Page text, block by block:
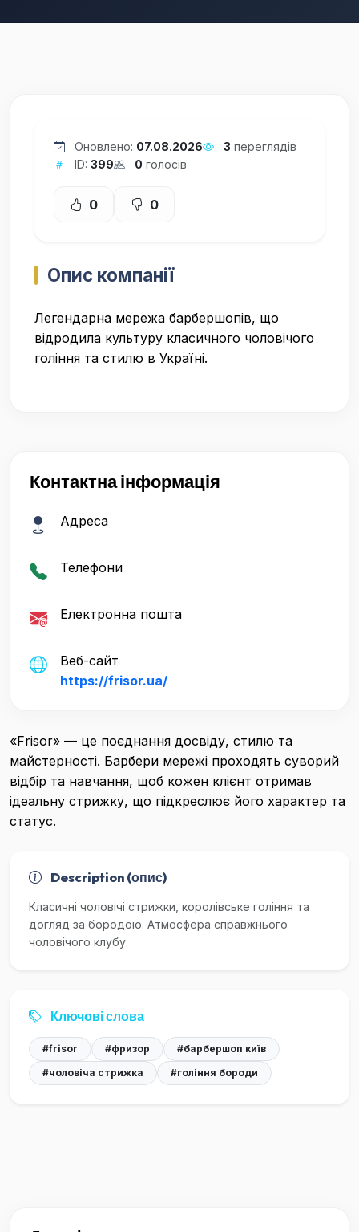
Оновлено: 07.08.2026 3 переглядів
ID: 399 0 голосів
0 0
Опис компанії
Легендарна мережа барбершопів, що
відродила культуру класичного чоловічого
гоління та стилю в Україні.
Контактна інформація
Адреса
Телефони
Електронна пошта
Веб-сайт
https://frisor.ua/
«Frisor» — це поєднання досвіду, стилю та
майстерності. Барбери мережі проходять суворий
відбір та навчання, щоб кожен клієнт отримав
ідеальну стрижку, що підкреслює його характер та
статус.
Description (опис)
Класичні чоловічі стрижки, королівське гоління та
догляд за бородою. Атмосфера справжнього
чоловічого клубу.
Ключові слова
#frisor #фризор
#барбершоп київ
#чоловіча стрижка
#гоління бороди